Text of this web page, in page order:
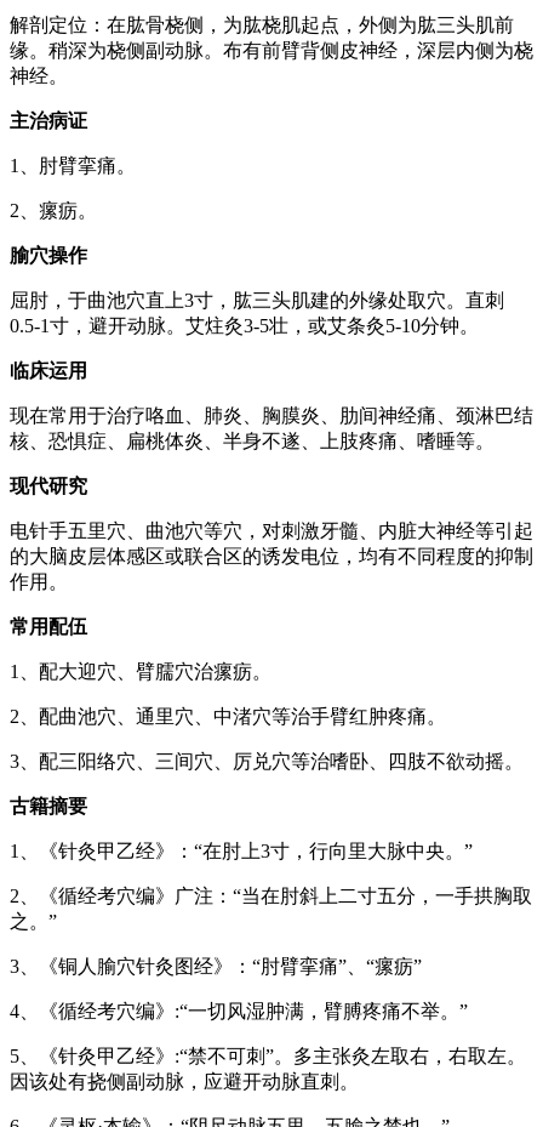
解剖定位：在肱骨桡侧，为肱桡肌起点，外侧为肱三头肌前
缘。稍深为桡侧副动脉。布有前臂背侧皮神经，深层内侧为桡
神经。
主治病证
1、肘臂挛痛。
2、瘰疬。
腧穴操作
屈肘，于曲池穴直上3寸，肱三头肌建的外缘处取穴。直刺
0.5-1寸，避开动脉。艾炷灸3-5壮，或艾条灸5-10分钟。
临床运用
现在常用于治疗咯血、肺炎、胸膜炎、肋间神经痛、颈淋巴结
核、恐惧症、扁桃体炎、半身不遂、上肢疼痛、嗜睡等。
现代研究
电针手五里穴、曲池穴等穴，对刺激牙髓、内脏大神经等引起
的大脑皮层体感区或联合区的诱发电位，均有不同程度的抑制
作用。
常用配伍
1、配大迎穴、臂臑穴治瘰疬。
2、配曲池穴、通里穴、中渚穴等治手臂红肿疼痛。
3、配三阳络穴、三间穴、厉兑穴等治嗜卧、四肢不欲动摇。
古籍摘要
1、《针灸甲乙经》：“在肘上3寸，行向里大脉中央。”
2、《循经考穴编》广注：“当在肘斜上二寸五分，一手拱胸取
之。”
3、《铜人腧穴针灸图经》：“肘臂挛痛”、“瘰疬”
4、《循经考穴编》:“一切风湿肿满，臂膊疼痛不举。”
5、《针灸甲乙经》:“禁不可刺”。多主张灸左取右，右取左。
因该处有挠侧副动脉，应避开动脉直刺。